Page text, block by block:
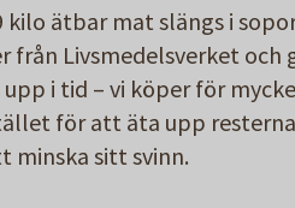
kilo ätbar mat slängs i
från Livsmedelsverket och
i tid – vi köper för
för att äta upp
minska sitt svinn.